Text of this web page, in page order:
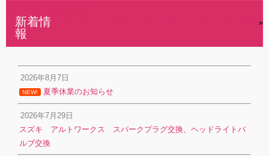
»
新着情
報
2026年8月7日
NEW! 夏季休業のお知らせ
2026年7月29日
スズキ アルトワークス スパークプラグ交換、ヘッドライトバ
ルブ交換